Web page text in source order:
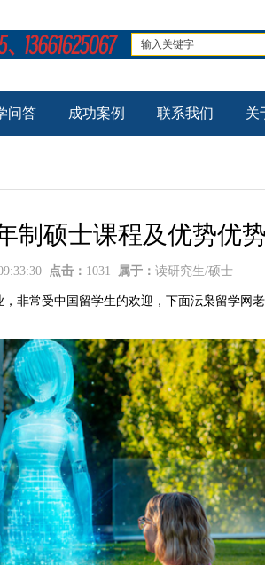
问答 成功案例 联系我们 关
制硕士课程及优势优势
点击： 1031 属于： 读研究生/硕士
非常受中国留学生的欢迎，下面沄枭留学网